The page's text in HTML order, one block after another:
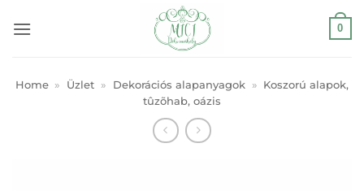
0
Home » Üzlet » Dekorációs alapanyagok » Koszorú alapok,
tûzõhab, oázis